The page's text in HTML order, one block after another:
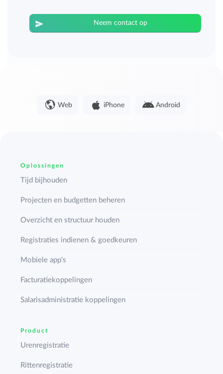
Neem contact op
Web iPhone Android
Oplossingen
Tijd bijhouden
Projecten en budgetten beheren
Overzicht en structuur houden
Registraties indienen & goedkeuren
Mobiele app's
Facturatiekoppelingen
Salarisadministratie koppelingen
Product
Urenregistratie
Rittenregistratie